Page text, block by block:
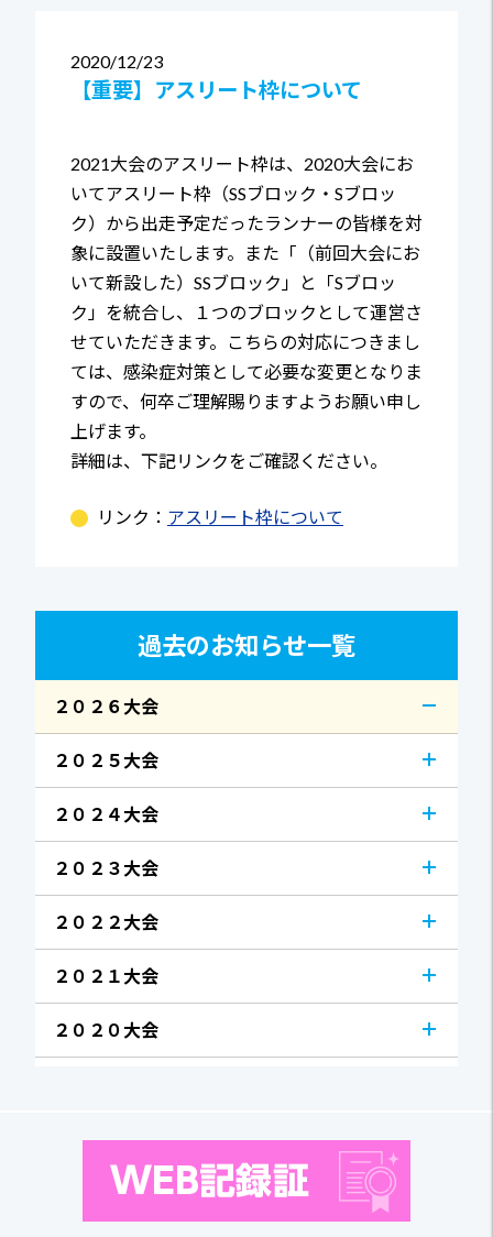
2020 12/23
【重要】アスリート枠について
2021大会のアスリート枠は、2020大会にお
いてアスリート枠（SSブロック・Sブロッ
ク）から出走予定だったランナーの皆様を対
象に設置いたします。また「（前回大会にお
いて新設した）SSブロック」と「Sブロッ
ク」を統合し、１つのブロックとして運営さ
せていただきます。こちらの対応につきまし
ては、感染症対策として必要な変更となりま
すので、何卒ご理解賜りますようお願い申し
上げます。
詳細は、下記リンクをご確認ください。
リンク： アスリート枠について
過去のお知らせ一覧
２０２６大会
２０２５大会
２０２４大会
２０２３大会
２０２２大会
２０２１大会
２０２０大会